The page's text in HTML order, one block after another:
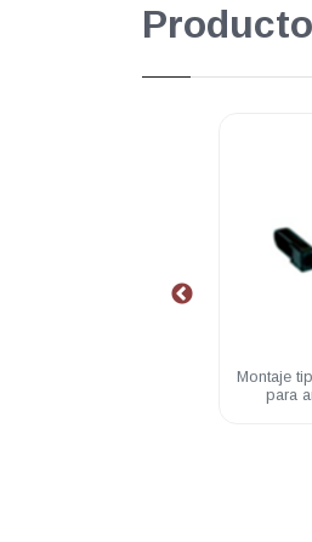
Montaje
para